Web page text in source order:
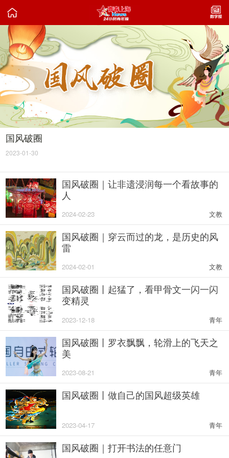

国风破圈
2023-01-30
国风破圈｜让非遗浸润每一个看故事的
人
2024-02-23 文教
国风破圈｜穿云而过的龙，是历史的风
雷
2024-02-01 文教
国风破圈丨起猛了，看甲骨文一闪一闪
变精灵
2023-12-18 青年
国风破圈丨罗衣飘飘，轮滑上的飞天之
美
2023-08-21 青年
国风破圈丨做自己的国风超级英雄
2023-04-17 青年
​国风破圈｜打开书法的任意门